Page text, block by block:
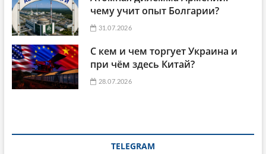
чему учит опыт Болгарии?
31.07.2026
С кем и чем торгует Украина и
при чём здесь Китай?
28.07.2026
TELEGRAM